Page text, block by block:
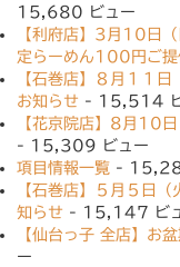
15,680 ビュー
【利府店】3月10日
定らーめん100円ご提
【石巻店】８月１１
お知らせ - 15,514
【花京院店】8月10
- 15,309 ビュー
項目情報一覧 -
【石巻店】５月５日
知らせ - 15,147 ビ
【仙台っ子 全店】お
ー